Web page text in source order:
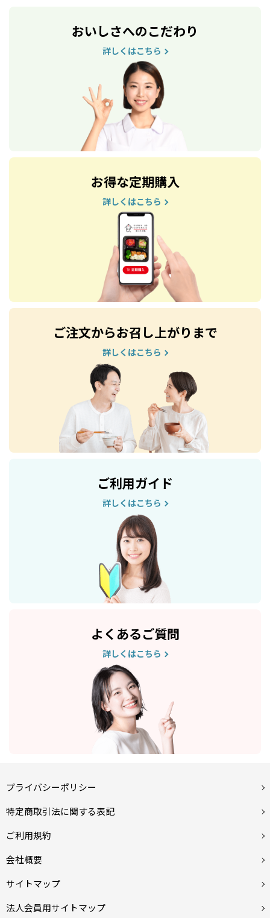
おいしさへのこだわり
詳しくはこちら
お得な定期購入
詳しくはこちら
ご注文からお召し上がりまで
詳しくはこちら
ご利用ガイド
詳しくはこちら
よくあるご質問
詳しくはこちら
プライバシーポリシー
特定商取引法に関する表記
ご利用規約
会社概要
サイトマップ
法人会員用サイトマップ